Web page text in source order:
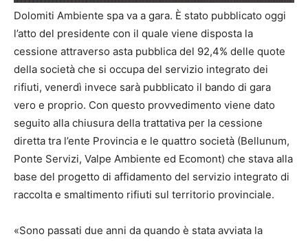
Dolomiti Ambiente spa va a gara. È stato pubblicato oggi
l’atto del presidente con il quale viene disposta la
cessione attraverso asta pubblica del 92,4% delle quote
della società che si occupa del servizio integrato dei
rifiuti, venerdì invece sarà pubblicato il bando di gara
vero e proprio. Con questo provvedimento viene dato
seguito alla chiusura della trattativa per la cessione
diretta tra l’ente Provincia e le quattro società (Bellunum,
Ponte Servizi, Valpe Ambiente ed Ecomont) che stava alla
base del progetto di affidamento del servizio integrato di
raccolta e smaltimento rifiuti sul territorio provinciale.
«Sono passati due anni da quando è stata avviata la